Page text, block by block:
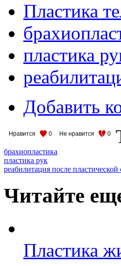
Пластика
пластика
Добавить
Нравится 0 Не нравится 0
брахиопластика
пластика рук
реабилитация после пластической
Читайте
Пластика